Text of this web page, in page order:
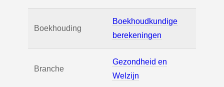
Boekhouding
Boekhoudkundige
berekeningen
Branche
Gezondheid en
Welzijn